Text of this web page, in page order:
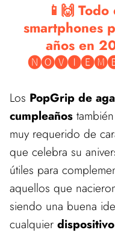
📱🙌
smartphones
años en
Los PopGrip de
cumpleaños
muy requerido de
que celebra su
útiles para
aquellos que
siendo una buena
cualquier